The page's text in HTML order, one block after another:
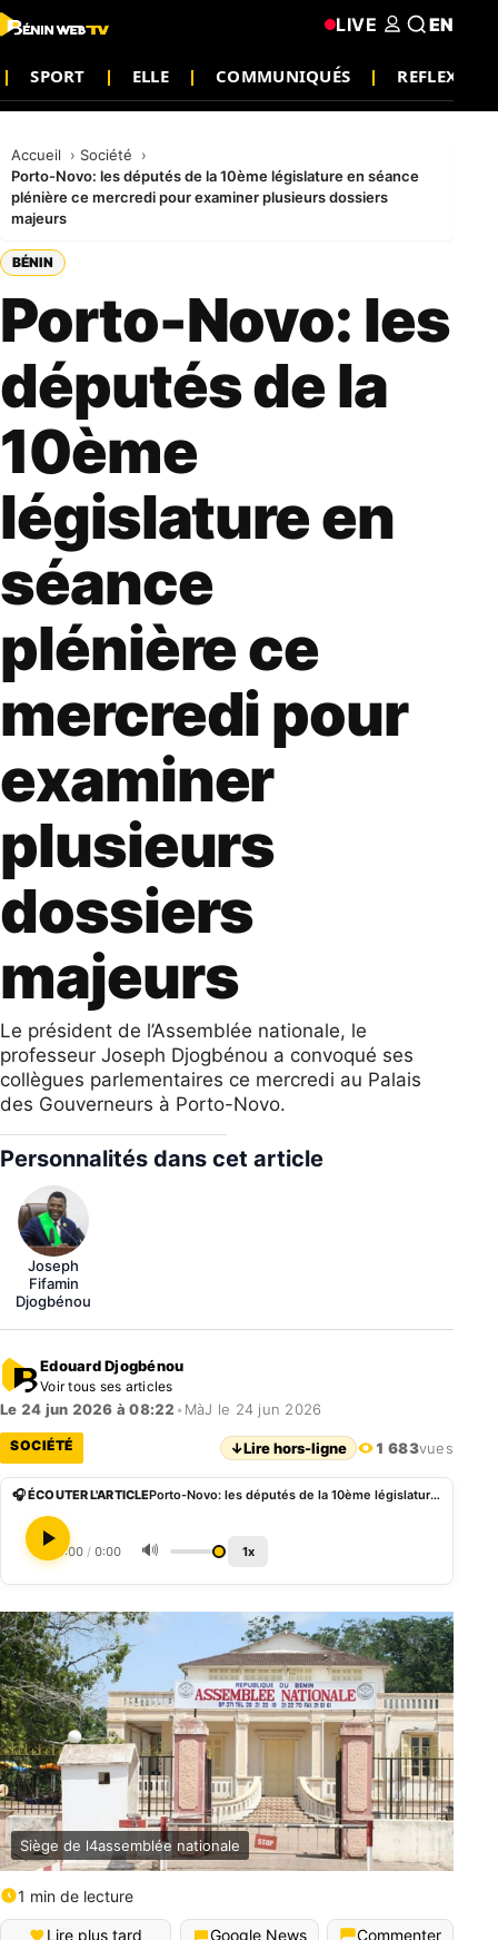
SPORT ELLE COMMUNIQUÉS REFLEXION
LIVE EN
Accueil
Société
Porto-Novo: les députés de la 10ème législature en séance
plénière ce mercredi pour examiner plusieurs dossiers
majeurs
BÉNIN
Porto-Novo: les
députés de la
10ème
législature en
séance
plénière ce
mercredi pour
examiner
plusieurs
dossiers
majeurs
​Le président de l’Assemblée nationale, le
professeur Joseph Djogbénou a convoqué ses
collègues parlementaires ce mercredi au Palais
des Gouverneurs à Porto-Novo.
Personnalités dans cet article
Joseph
Fifamin
Djogbénou
Edouard Djogbénou
Voir tous ses articles
Le 24 jun 2026 à 08:22 • MàJ le 24 jun 2026
SOCIÉTÉ ↓Lire hors-ligne 1 683vues
🎧 ÉCOUTER L'ARTICLE Porto-Novo: les députés de la 10ème législature en séance plénière ce mercredi pour examiner plusieurs dossiers majeurs
0:00 / 0:00 🔊 1x
Siège de l4assemblée nationale
1 min de lecture
Lire plus tard Google News
Commenter